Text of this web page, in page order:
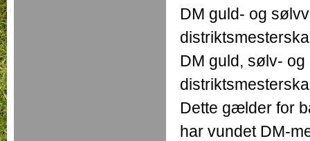
DM guld- og
DM guld, sølv-
Dette gælder for
har vundet DM-